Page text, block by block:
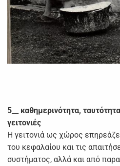
5__ καθημερινότητα,
γειτονιές
Η γειτονιά ως χώρος
του κεφαλαίου και τις
συστήματος, αλλά και από